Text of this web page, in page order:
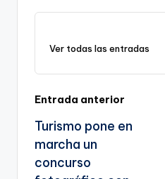
p
Li
n
k
c
e
b
o
o
k
ai e
a
m
Ver todas las entradas
Navegación
de
entradas
Entrada anterior
Turismo pone en
marcha un
concurso